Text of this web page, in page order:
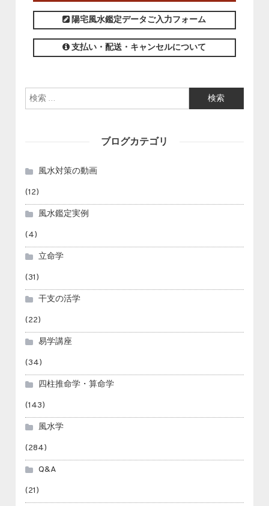
陽宅風水鑑定データご入力フォーム
支払い・配送・キャンセルについて
検索:
ブログカテゴリ
風水対策の動画
(12)
風水鑑定実例
(4)
立命学
(31)
干支の活学
(22)
易学講座
(34)
四柱推命学・算命学
(143)
風水学
(284)
Q&A
(21)